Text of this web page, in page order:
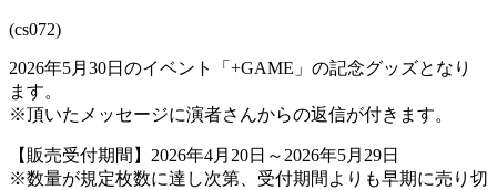
(cs072)
2026年5月30日のイベント「+GAME」の記念グッズとなり
ます。
※頂いたメッセージに演者さんからの返信が付きます。
【販売受付期間】2026年4月20日～2026年5月29日
※数量が規定枚数に達し次第、受付期間よりも早期に売り切